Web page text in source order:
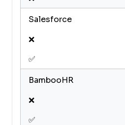
Salesforce
❌
✅
BambooHR
❌
✅